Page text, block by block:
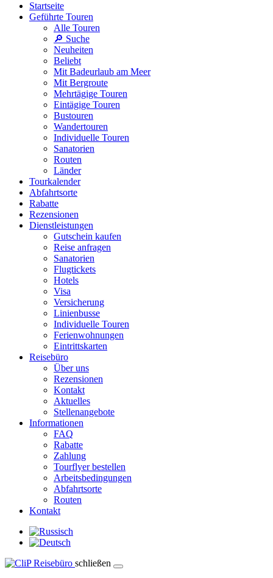
Startseite
Geführte Touren
Alle Touren
🔎 Suche
Neuheiten
Beliebt
Mit Badeurlaub am Meer
Mit Bergroute
Mehrtägige Touren
Eintägige Touren
Bustouren
Wandertouren
Individuelle Touren
Sanatorien
Routen
Länder
Tourkalender
Abfahrtsorte
Rabatte
Rezensionen
Dienstleistungen
Gutschein kaufen
Reise anfragen
Sanatorien
Flugtickets
Hotels
Visa
Versicherung
Linienbusse
Individuelle Touren
Ferienwohnungen
Eintrittskarten
Reisebüro
Über uns
Rezensionen
Kontakt
Aktuelles
Stellenangebote
Informationen
FAQ
Rabatte
Zahlung
Tourflyer bestellen
Arbeitsbedingungen
Abfahrtsorte
Routen
Kontakt
schließen